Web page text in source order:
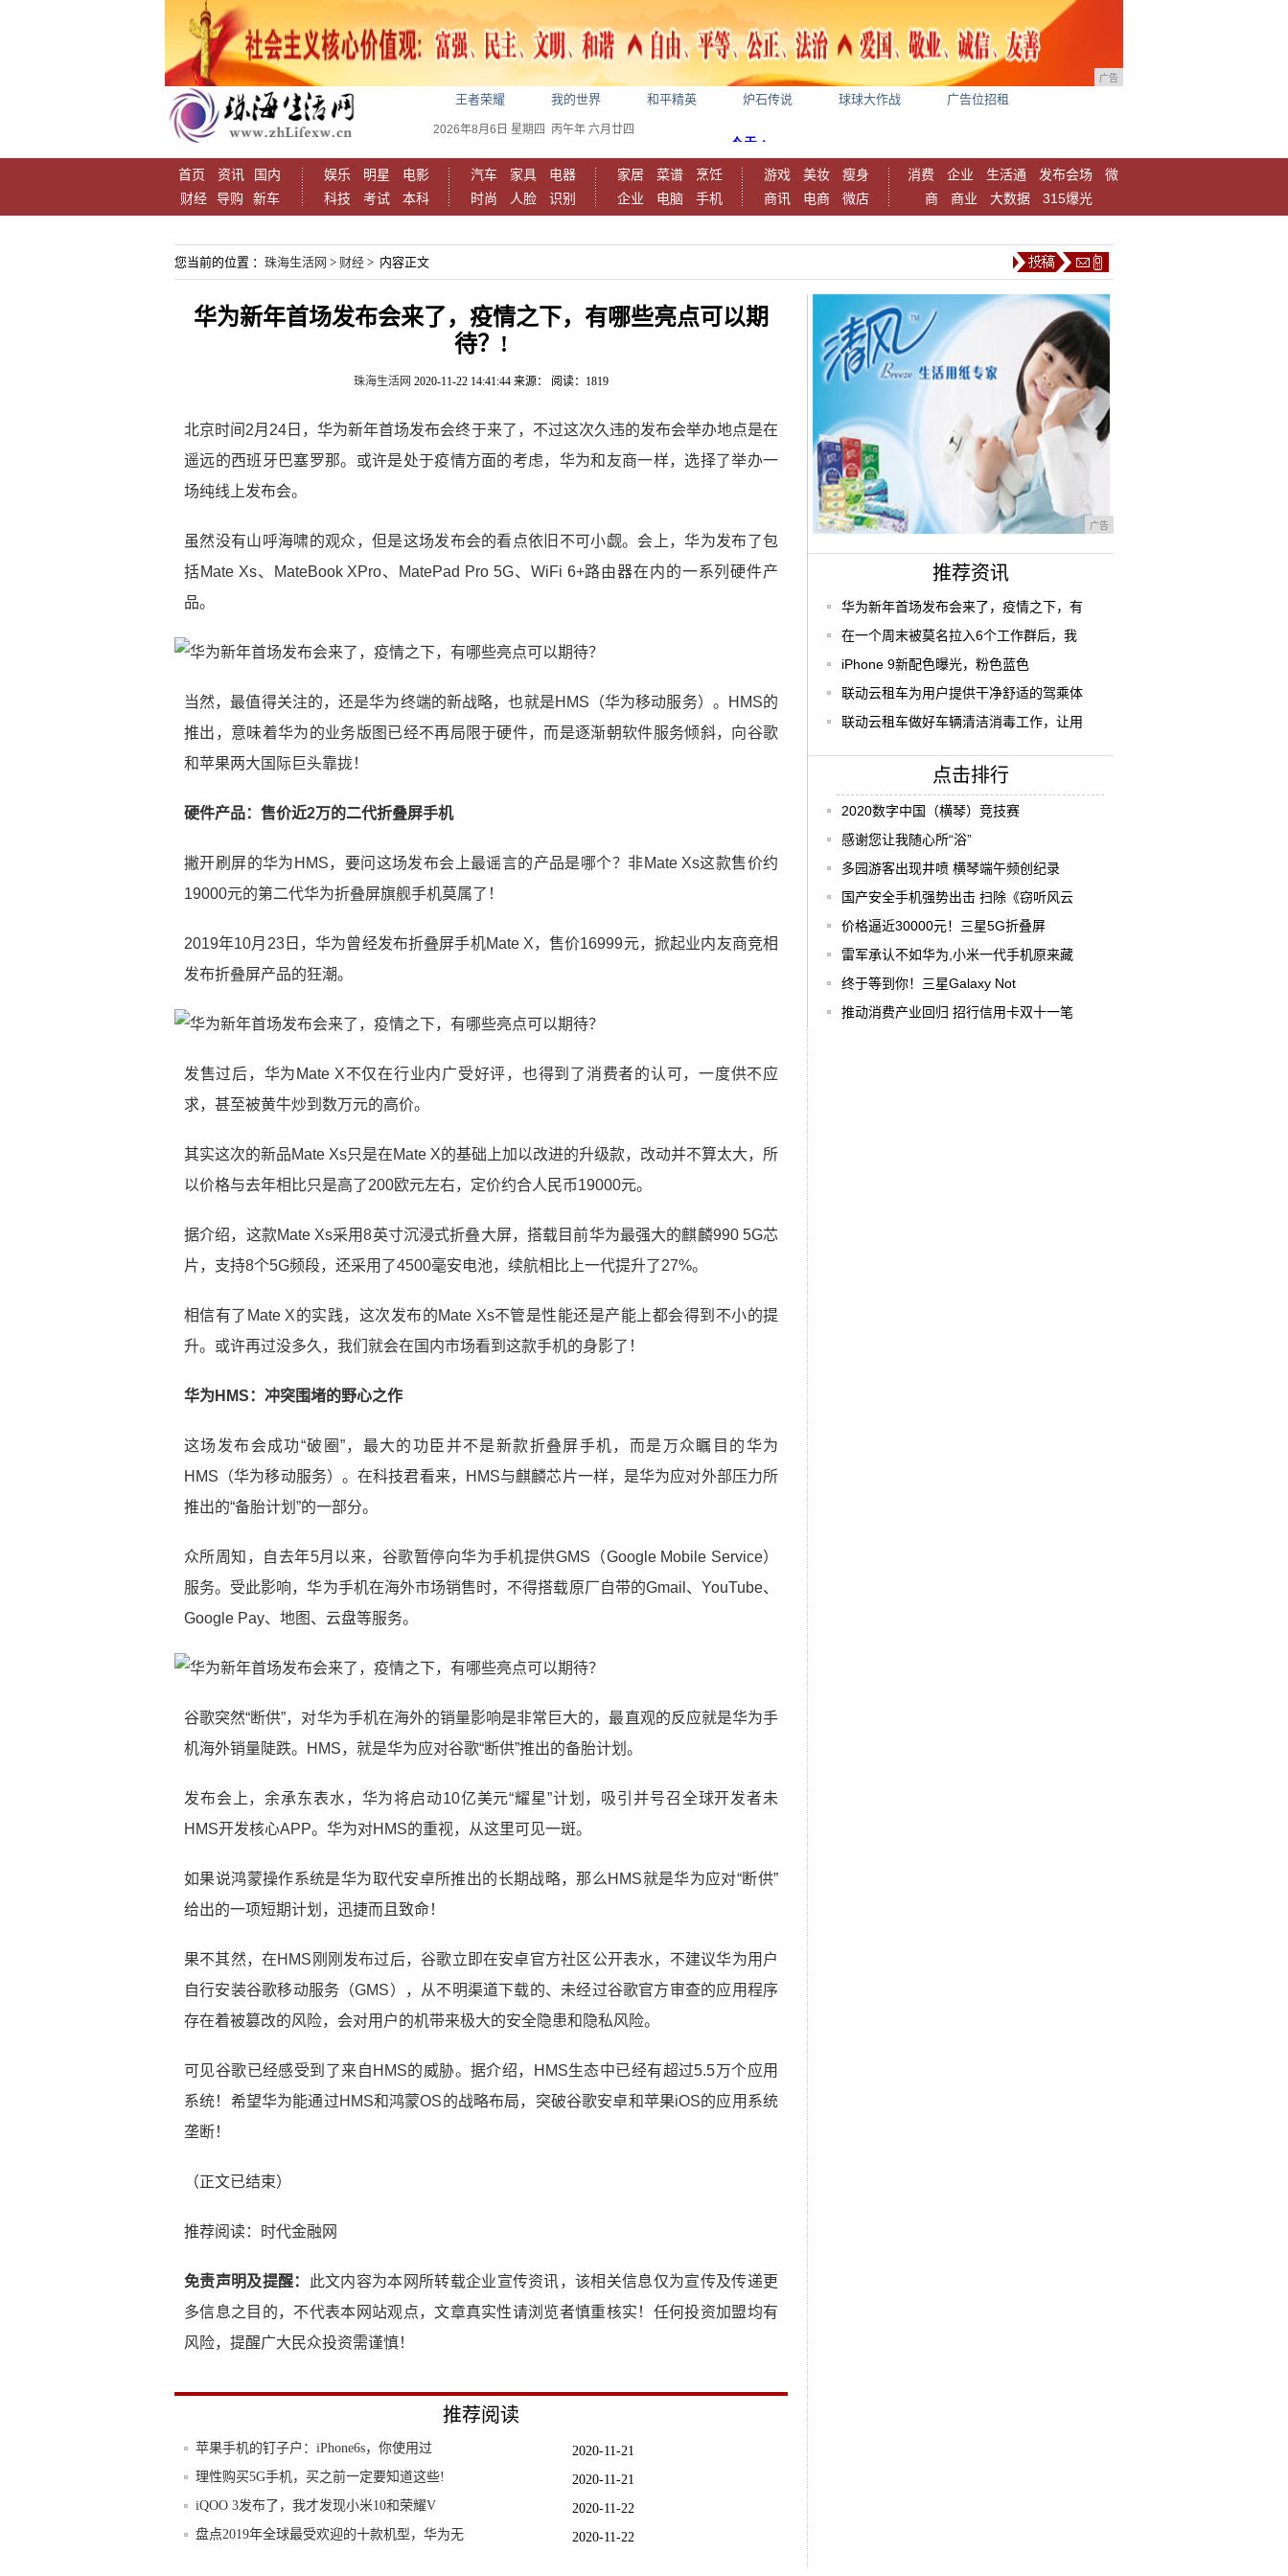
广告
王者荣耀 我的世界 和平精英 炉石传说 球球大作战 广告位招租
2026年8月6日 星期四 丙午年 六月廿四
首页 资讯
国内
财经
导购 新车
娱乐 明星
电影
科技
考试 本科
汽车 家具
电器
时尚
人脸 识别
家居 菜谱
烹饪
企业
电脑 手机
游戏 美妆
瘦身
商讯
电商 微店
消费 企业 生活通 发布会场
微
商
商业 大数据 315爆光
您当前的位置 ： 珠海生活网 > 财经 > 内容正文
华为新年首场发布会来了，疫情之下，有哪些亮点可以期
待？!
珠海生活网 2020-11-22 14:41:44 来源： 阅读：1819
北京时间2月24日，华为新年首场发布会终于来了，不过这次久违的发布会举办地点是在
遥远的西班牙巴塞罗那。或许是处于疫情方面的考虑，华为和友商一样，选择了举办一
场纯线上发布会。
虽然没有山呼海啸的观众，但是这场发布会的看点依旧不可小觑。会上，华为发布了包
括Mate Xs、MateBook XPro、MatePad Pro 5G、WiFi 6+路由器在内的一系列硬件产
品。
当然，最值得关注的，还是华为终端的新战略，也就是HMS（华为移动服务）。HMS的
推出，意味着华为的业务版图已经不再局限于硬件，而是逐渐朝软件服务倾斜，向谷歌
和苹果两大国际巨头靠拢！
硬件产品：售价近2万的二代折叠屏手机
撇开刷屏的华为HMS，要问这场发布会上最谣言的产品是哪个？非Mate Xs这款售价约
19000元的第二代华为折叠屏旗舰手机莫属了！
2019年10月23日，华为曾经发布折叠屏手机Mate X，售价16999元，掀起业内友商竞相
发布折叠屏产品的狂潮。
发售过后，华为Mate X不仅在行业内广受好评，也得到了消费者的认可，一度供不应
求，甚至被黄牛炒到数万元的高价。
其实这次的新品Mate Xs只是在Mate X的基础上加以改进的升级款，改动并不算太大，所
以价格与去年相比只是高了200欧元左右，定价约合人民币19000元。
据介绍，这款Mate Xs采用8英寸沉浸式折叠大屏，搭载目前华为最强大的麒麟990 5G芯
片，支持8个5G频段，还采用了4500毫安电池，续航相比上一代提升了27%。
相信有了Mate X的实践，这次发布的Mate Xs不管是性能还是产能上都会得到不小的提
升。或许再过没多久，我们就会在国内市场看到这款手机的身影了！
华为HMS：冲突围堵的野心之作
这场发布会成功“破圈”，最大的功臣并不是新款折叠屏手机，而是万众瞩目的华为
HMS（华为移动服务）。在科技君看来，HMS与麒麟芯片一样，是华为应对外部压力所
推出的“备胎计划”的一部分。
众所周知，自去年5月以来，谷歌暂停向华为手机提供GMS（Google Mobile Service）
服务。受此影响，华为手机在海外市场销售时，不得搭载原厂自带的Gmail、YouTube、
Google Pay、地图、云盘等服务。
谷歌突然“断供”，对华为手机在海外的销量影响是非常巨大的，最直观的反应就是华为手
机海外销量陡跌。HMS，就是华为应对谷歌“断供”推出的备胎计划。
发布会上，余承东表水，华为将启动10亿美元“耀星”计划，吸引并号召全球开发者未
HMS开发核心APP。华为对HMS的重视，从这里可见一斑。
如果说鸿蒙操作系统是华为取代安卓所推出的长期战略，那么HMS就是华为应对“断供”
给出的一项短期计划，迅捷而且致命！
果不其然，在HMS刚刚发布过后，谷歌立即在安卓官方社区公开表水，不建议华为用户
自行安装谷歌移动服务（GMS），从不明渠道下载的、未经过谷歌官方审查的应用程序
存在着被篡改的风险，会对用户的机带来极大的安全隐患和隐私风险。
可见谷歌已经感受到了来自HMS的威胁。据介绍，HMS生态中已经有超过5.5万个应用
系统！希望华为能通过HMS和鸿蒙OS的战略布局，突破谷歌安卓和苹果iOS的应用系统
垄断！
（正文已结束）
推荐阅读： 时代金融网
免责声明及提醒：
此文内容为本网所转载企业宣传资讯，该相关信息仅为宣传及传递更
多信息之目的，不代表本网站观点，文章真实性请浏览者慎重核实！任何投资加盟均有
风险，提醒广大民众投资需谨慎！
推荐阅读
2020-11-21
苹果手机的钉子户：iPhone6s，你使用过
2020-11-21
理性购买5G手机，买之前一定要知道这些!
2020-11-22
iQOO 3发布了，我才发现小米10和荣耀V
2020-11-22
盘点2019年全球最受欢迎的十款机型，华为无
广告
推荐资讯
华为新年首场发布会来了，疫情之下，有
在一个周末被莫名拉入6个工作群后，我
iPhone 9新配色曝光，粉色蓝色
联动云租车为用户提供干净舒适的驾乘体
联动云租车做好车辆清洁消毒工作，让用
点击排行
2020数字中国（横琴）竞技赛
感谢您让我随心所“浴”
多园游客出现井喷 横琴端午频创纪录
国产安全手机强势出击 扫除《窃听风云
价格逼近30000元！三星5G折叠屏
雷军承认不如华为,小米一代手机原来藏
终于等到你！三星Galaxy Not
推动消费产业回归 招行信用卡双十一笔